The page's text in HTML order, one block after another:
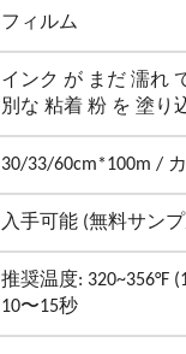
フィルム
インク が まだ 濡れ
別な 粘着 粉 を 塗り
30/33/60cm*100m /
入手可能 (無料サン
推奨温度: 320~356°F
10〜15秒